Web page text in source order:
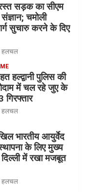
सड़क का सीएम
चमोली
सुचारु करने के दिए
हलचल
हल्द्वानी पुलिस की
में चल रहे जुए के
हलचल
भारतीय आयुर्वेद
के लिए मुख्य
में रखा मजबूत
हलचल